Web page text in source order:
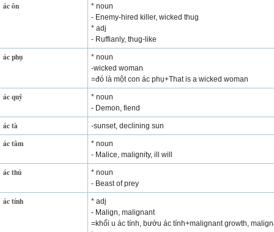
ác ôn
* noun
- Enemy-hired killer, wicked thug
* adj
- Ruffianly, thug-like
ác phụ
* noun
-wicked woman
=đó là một con ác phụ+That is a wicked woman
ác quỷ
* noun
- Demon, fiend
ác tà -sunset, declining sun
ác tâm
* noun
- Malice, malignity, ill will
ác thú
* noun
- Beast of prey
ác tính
* adj
- Malign, malignant
=khối u ác tính, bướu ác tính+malignant growth,